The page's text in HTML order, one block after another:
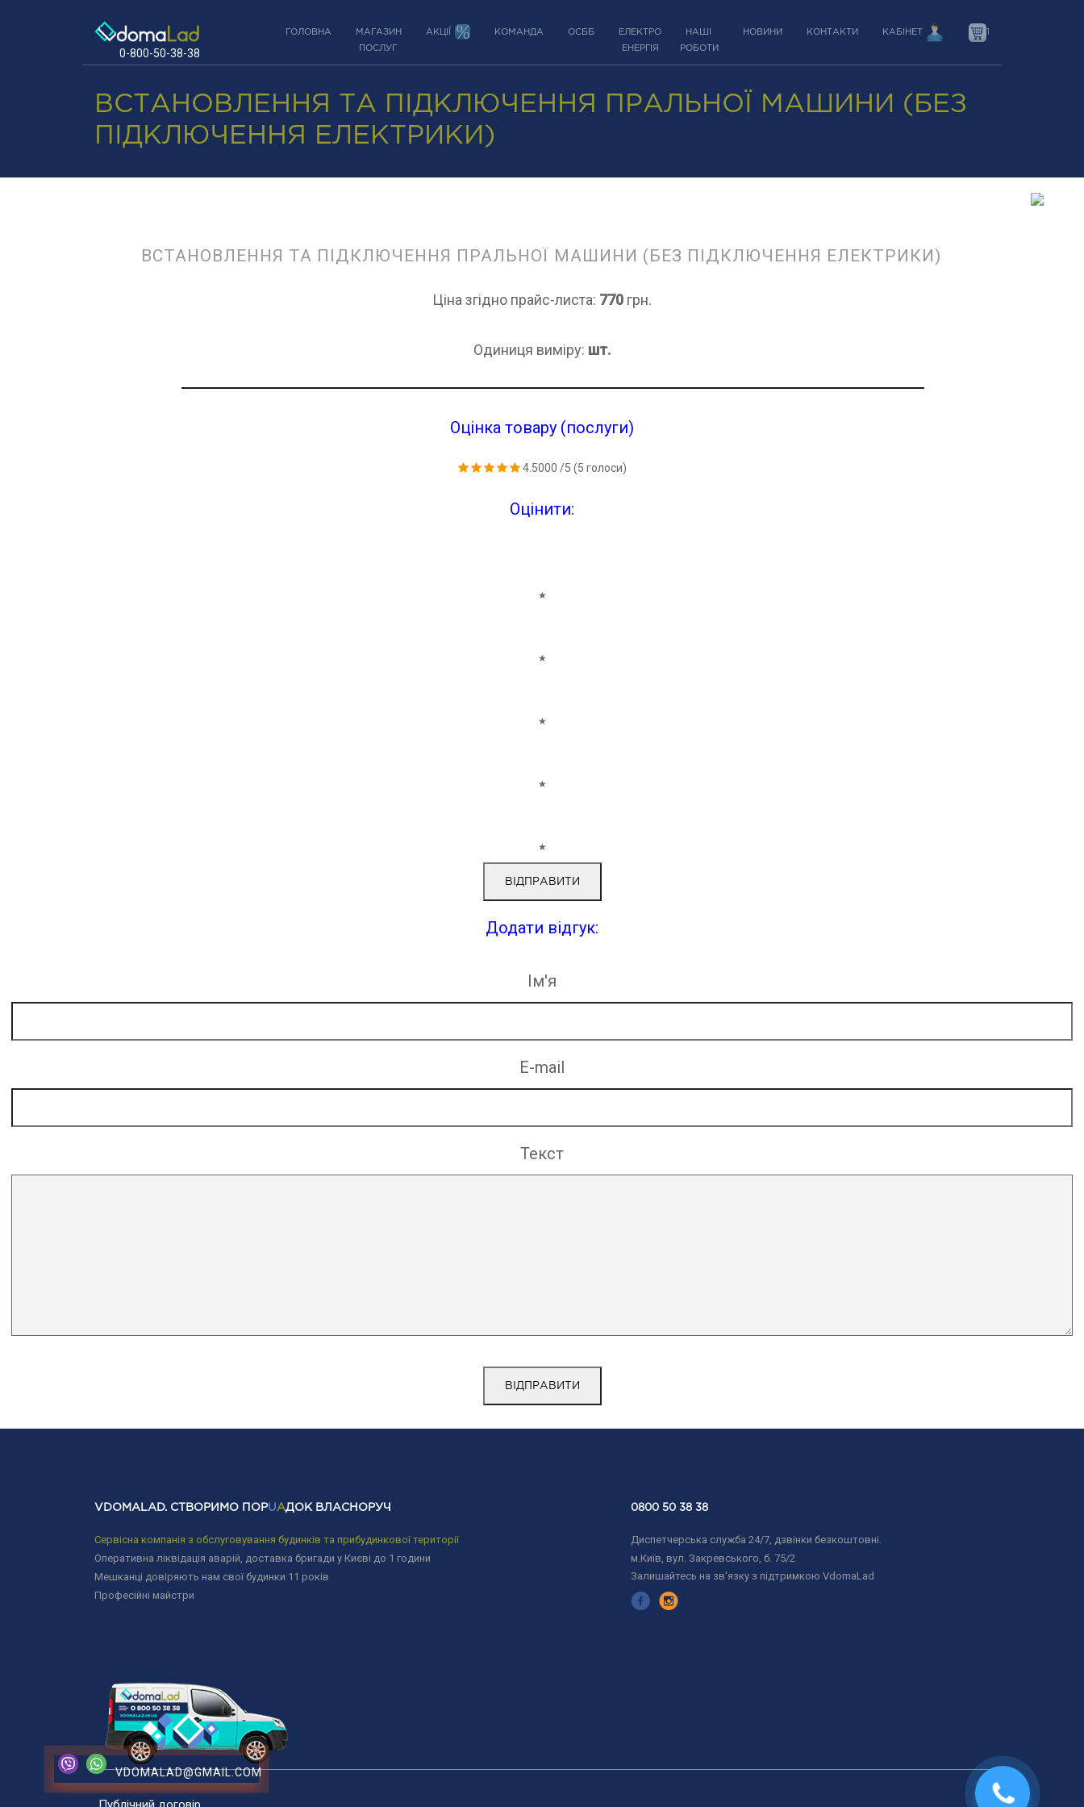
0-800-50-38-38
ГОЛОВНА
МАГАЗИН
ПОСЛУГ
АКЦІЇ КОМАНДА ОСББ
ЕЛЕКТРО
ЕНЕРГІЯ
НАШІ
РОБОТИ
НОВИНИ КОНТАКТИ КАБІНЕТ 1
ВСТАНОВЛЕННЯ ТА ПІДКЛЮЧЕННЯ ПРАЛЬНОЇ МАШИНИ (БЕЗ
ПІДКЛЮЧЕННЯ ЕЛЕКТРИКИ)
ВСТАНОВЛЕННЯ ТА ПІДКЛЮЧЕННЯ ПРАЛЬНОЇ МАШИНИ (БЕЗ ПІДКЛЮЧЕННЯ ЕЛЕКТРИКИ)
Ціна згідно прайс-листа: 770 грн.
Одиниця виміру: шт.
Оцінка товару (послуги)
4.5000 /5 (5 голоси)
Оцінити:
★
★
★
★
★
Додати відгук:
Ім'я
E-mail
Текст
VDOMALAD. СТВОРИМО ПОРUAДОК ВЛАСНОРУЧ
Сервісна компанія з обслуговування будинків та прибудинкової території
Оперативна ліквідація аварій, доставка бригади у Києві до 1 години
Мешканці довіряють нам свої будинки 11 років
Професійні майстри
0800 50 38 38
Диспетчерська служба 24/7, дзвінки безкоштовні.
м.Київ, вул. Закревського, б. 75/2
Залишайтесь на зв'язку з підтримкою VdomaLad
VDOMALAD@GMAIL.COM